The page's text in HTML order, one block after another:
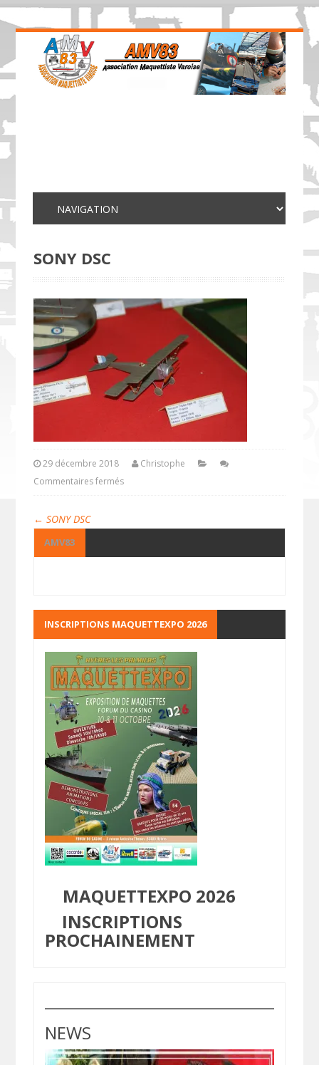
SONY DSC
29 décembre 2018
Christophe
Commentaires fermés
← SONY DSC
AMV83
INSCRIPTIONS MAQUETTEXPO 2026
MAQUETTEXPO 2026
INSCRIPTIONS
PROCHAINEMENT
NEWS